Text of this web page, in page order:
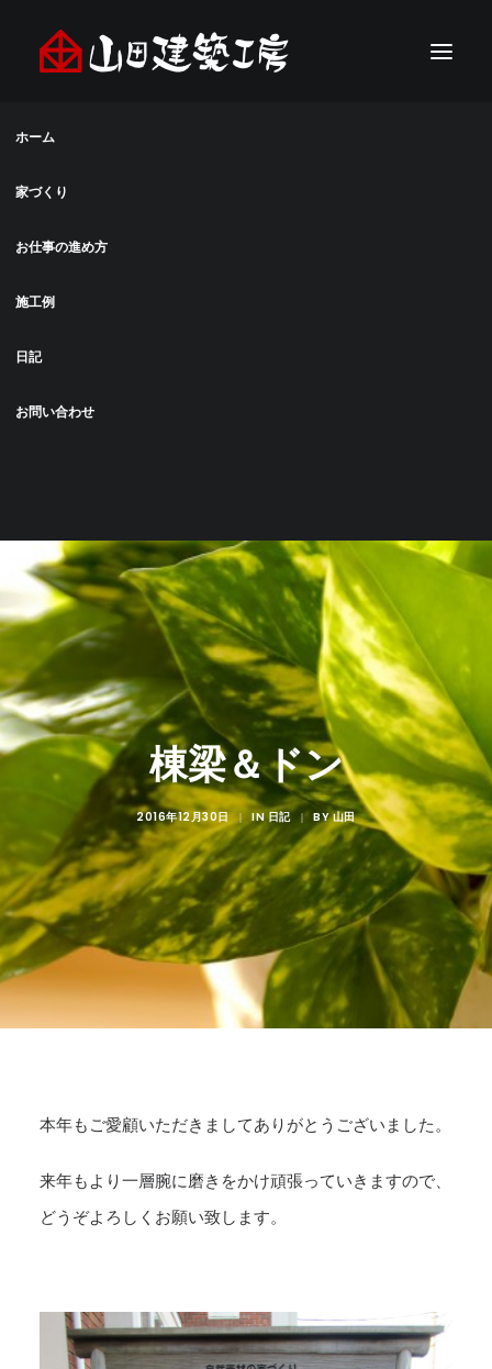
ホーム
家づくり
お仕事の進め方
施工例
日記
お問い合わせ
棟梁＆ドン
2016年12月30日 | IN 日記 | BY山田
本年もご愛顧いただきましてありがとうございました。
来年もより一層腕に磨きをかけ頑張っていきますので、
どうぞよろしくお願い致します。